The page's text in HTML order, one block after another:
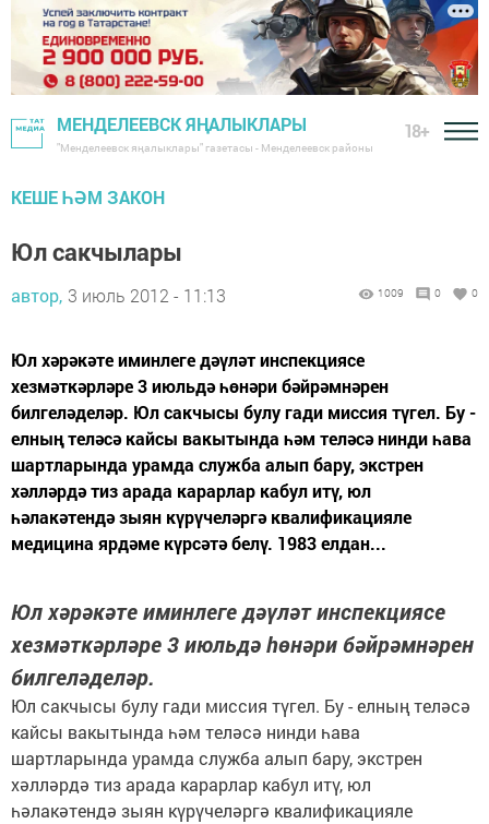
МЕНДЕЛЕЕВСК ЯҢАЛЫКЛАРЫ
"Менделеевск яңалыклары" газетасы - Менделеевск районы
18+
КЕШЕ ҺӘМ ЗАКОН
Юл сакчылары
автор, 3 июль 2012 - 11:13 1009 0 0
Юл хәрәкәте иминлеге дәүләт инспекциясе
хезмәткәрләре 3 июльдә һөнәри бәйрәмнәрен
билгеләделәр. Юл сакчысы булу гади миссия түгел. Бу -
елның теләсә кайсы вакытында һәм теләсә нинди һава
шартларында урамда служба алып бару, экстрен
хәлләрдә тиз арада карарлар кабул итү, юл
һәлакәтендә зыян күрүчеләргә квалификацияле
медицина ярдәме күрсәтә белү. 1983 елдан...
Юл хәрәкәте иминлеге дәүләт инспекциясе
хезмәткәрләре 3 июльдә һөнәри бәйрәмнәрен
билгеләделәр.
Юл сакчысы булу гади миссия түгел. Бу - елның теләсә
кайсы вакытында һәм теләсә нинди һава
шартларында урамда служба алып бару, экстрен
хәлләрдә тиз арада карарлар кабул итү, юл
һәлакәтендә зыян күрүчеләргә квалификацияле